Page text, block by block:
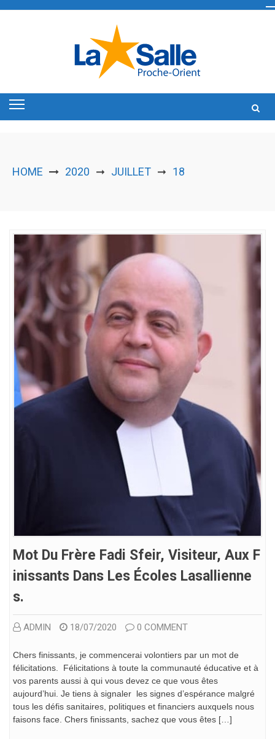
HOME 2020 ➞ JUILLET ➞ 18
Mot Du Frère Fadi Sfeir, Visiteur, Aux F
Inissants Dans Les Écoles Lasallienne
S.
ADMIN 18/07/2020 0 COMMENT
Chers finissants, je commencerai volontiers par un mot de
félicitations. Félicitations à toute la communauté éducative et à
vos parents aussi à qui vous devez ce que vous êtes
aujourd’hui. Je tiens à signaler les signes d’espérance malgré
tous les défis sanitaires, politiques et financiers auxquels nous
faisons face. Chers finissants, sachez que vous êtes […]